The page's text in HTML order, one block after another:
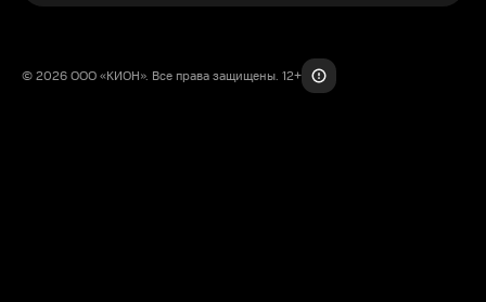
© 2026 ООО «КИОН». Все права защищены. 12+